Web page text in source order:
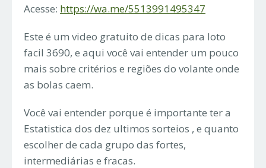
Acesse: https://wa.me/5513991495347
Este é um video gratuito de dicas para loto
facil 3690, e aqui você vai entender um pouco
mais sobre critérios e regiões do volante onde
as bolas caem.
Você vai entender porque é importante ter a
Estatistica dos dez ultimos sorteios , e quanto
escolher de cada grupo das fortes,
intermediárias e fracas.